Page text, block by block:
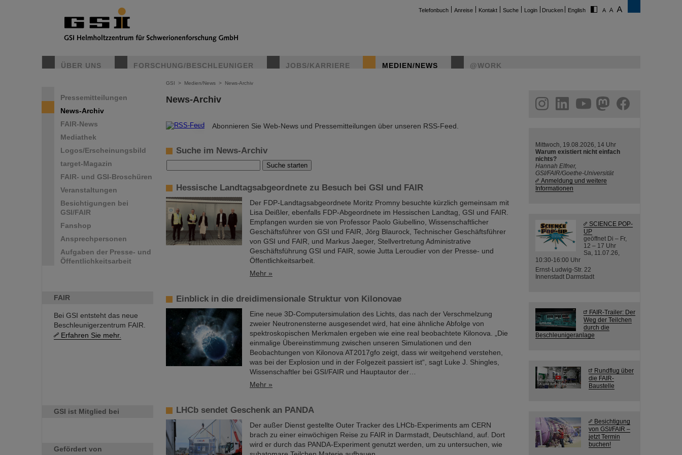
Telefonbuch Anreise Kontakt Suche Login Drucken English
ÜBER UNS FORSCHUNG/BESCHLEUNIGER JOBS/KARRIERE MEDIEN/NEWS @WORK
Pressemitteilungen
News-Archiv
FAIR-News
Mediathek
Logos/Erscheinungsbild
target-Magazin
FAIR- und GSI-Broschüren
Veranstaltungen
Besichtigungen bei
GSI/FAIR
Fanshop
Ansprechpersonen
Aufgaben der Presse- und
Öffentlichkeitsarbeit
FAIR
Bei GSI entsteht das neue
Beschleunigerzentrum FAIR.
Erfahren Sie mehr.
GSI ist Mitglied bei
Gefördert von
GSI > Medien/News > News-Archiv
News-Archiv
© Abonnieren Sie Web-News und Pressemitteilungen über unseren RSS-Feed.
Suche im News-Archiv
Hessische Landtagsabgeordnete zu Besuch bei GSI und FAIR
Der FDP-Landtagsabgeordnete Moritz Promny besuchte kürzlich gemeinsam mit
Lisa Deißler, ebenfalls FDP-Abgeordnete im Hessischen Landtag, GSI und FAIR.
Empfangen wurden sie von Professor Paolo Giubellino, Wissenschaftlicher
Geschäftsführer von GSI und FAIR, Jörg Blaurock, Technischer Geschäftsführer
von GSI und FAIR, und Markus Jaeger, Stellvertretung Administrative
Geschäftsführung GSI und FAIR, sowie Jutta Leroudier von der Presse- und
Öffentlichkeitsarbeit.
Mehr »
Einblick in die dreidimensionale Struktur von Kilonovae
Eine neue 3D-Computersimulation des Lichts, das nach der Verschmelzung
zweier Neutronensterne ausgesendet wird, hat eine ähnliche Abfolge von
spektroskopischen Merkmalen ergeben wie eine real beobachtete Kilonova. „Die
einmalige Übereinstimmung zwischen unseren Simulationen und den
Beobachtungen von Kilonova AT2017gfo zeigt, dass wir weitgehend verstehen,
was bei der Explosion und in der Folgezeit passiert ist“, sagt Luke J. Shingles,
Wissenschaftler bei GSI/FAIR und Hauptautor der…
Mehr »
LHCb sendet Geschenk an PANDA
Der außer Dienst gestellte Outer Tracker des LHCb-Experiments am CERN
brach zu einer einwöchigen Reise zu FAIR in Darmstadt, Deutschland, auf. Dort
wird er durch das PANDA-Experiment genutzt werden, um zu untersuchen, wie
helmholtz.social
facebook
Mittwoch, 19.08.2026, 14 Uhr
Warum existiert nicht einfach
nichts?
Hannah Elfner,
GSI/FAIR/Goethe-Universität
Anmeldung und weitere
Informationen
SCIENCE POP-
UP
geöffnet Di – Fr,
12 – 17 Uhr
Sa, 11.07.26,
10:30-16:00 Uhr
Ernst-Ludwig-Str. 22
Innenstadt Darmstadt
FAIR-Trailer: Der
Weg der Teilchen
durch die
Beschleunigeranlage
Rundflug über
die FAIR-
Baustelle
Besichtigung
von GSI/FAIR –
jetzt Termin
buchen!